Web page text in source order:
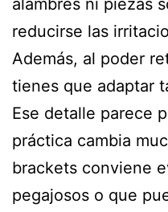
alambres ni piezas
reducirse las
Además, al poder
tienes que adaptar
Ese detalle parece
práctica cambia
brackets conviene
pegajosos o que